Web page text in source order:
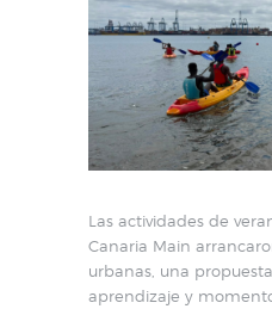
Las actividades de
Canaria Main
urbanas, una
aprendizaje y